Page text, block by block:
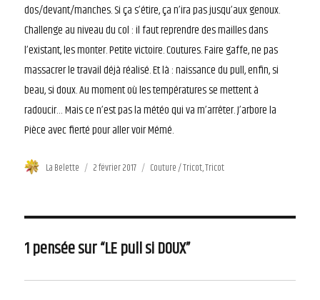
dos/devant/manches. Si ça s’étire, ça n’ira pas jusqu’aux genoux.
Challenge au niveau du col : il faut reprendre des mailles dans
l’existant, les monter. Petite victoire. Coutures. Faire gaffe, ne pas
massacrer le travail déjà réalisé. Et là : naissance du pull, enfin, si
beau, si doux. Au moment où les températures se mettent à
radoucir… Mais ce n’est pas la météo qui va m’arrêter. J’arbore la
Pièce avec fierté pour aller voir Mémé.
Auteur
La Belette
Publié
2 février 2017 Catégories
Couture / Tricot,Tricot
1 pensée sur “LE pull si DOUX”